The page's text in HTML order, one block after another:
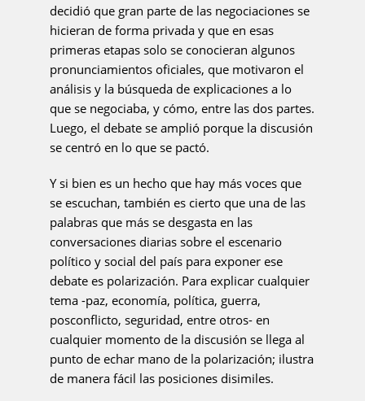
decidió que gran parte de las negociaciones se
hicieran de forma privada y que en esas
primeras etapas solo se conocieran algunos
pronunciamientos oficiales, que motivaron el
análisis y la búsqueda de explicaciones a lo
que se negociaba, y cómo, entre las dos partes.
Luego, el debate se amplió porque la discusión
se centró en lo que se pactó.
Y si bien es un hecho que hay más voces que
se escuchan, también es cierto que una de las
palabras que más se desgasta en las
conversaciones diarias sobre el escenario
político y social del país para exponer ese
debate es polarización. Para explicar cualquier
tema -paz, economía, política, guerra,
posconflicto, seguridad, entre otros- en
cualquier momento de la discusión se llega al
punto de echar mano de la polarización; ilustra
de manera fácil las posiciones disimiles.